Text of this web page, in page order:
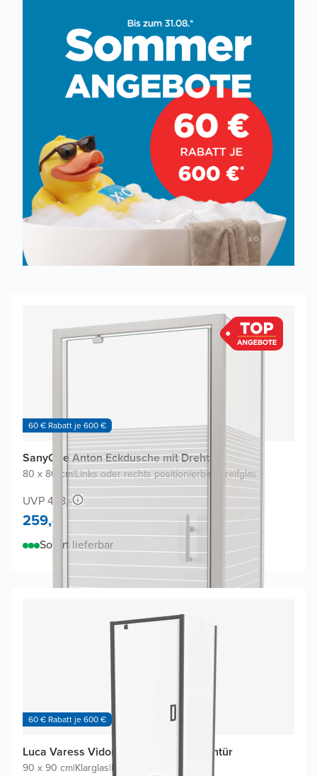
60 € Rabatt je 600 €
SanyOne Anton Eckdusche mit Drehtür
80 x 80 cm|Links oder rechts positionierbar Streifglas
UVP 478,-
259,-
Sofort lieferbar
60 € Rabatt je 600 €
Luca Varess Vidor Eckdusche mit Drehtür
90 x 90 cm|Klarglas|Profil Schwarz